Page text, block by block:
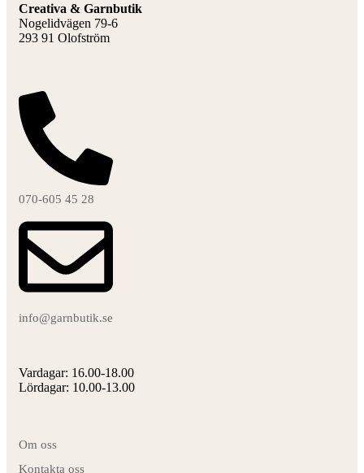
Creativa & Garnbutik
Nogelidvägen 79-6
293 91 Olofström
070-605 45 28
info@garnbutik.se
Vardagar: 16.00-18.00
Lördagar: 10.00-13.00
Om oss
Kontakta oss